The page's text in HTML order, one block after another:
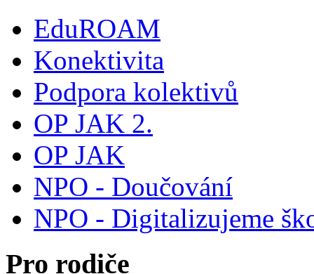
EduROAM
Konektivita
Podpora kolektivů
OP JAK 2.
OP JAK
NPO - Doučování
NPO - Digitalizujeme
Pro rodiče